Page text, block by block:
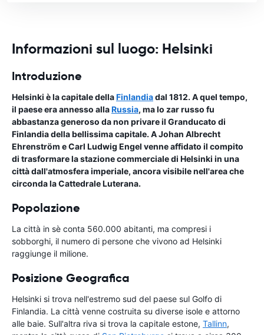
Informazioni sul luogo: Helsinki
Introduzione
Helsinki è la capitale dellaFinlandiadal 1812. A quel tempo,
il paese era annesso allaRussia, ma lo zar russo fu
abbastanza generoso da non privare il Granducato di
Finlandia della bellissima capitale. A Johan Albrecht
Ehrenström e Carl Ludwig Engel venne affidato il compito
di trasformare la stazione commerciale di Helsinki in una
città dall'atmosfera imperiale, ancora visibile nell'area che
circonda la Cattedrale Luterana.
Popolazione
La città in sè conta 560.000 abitanti, ma compresi i
sobborghi, il numero di persone che vivono ad Helsinki
raggiunge il milione.
Posizione Geografica
Helsinki si trova nell'estremo sud del paese sul Golfo di
Finlandia. La città venne costruita su diverse isole e attorno
alle baie. Sull'altra riva si trova la capitale estone, Tallinn,